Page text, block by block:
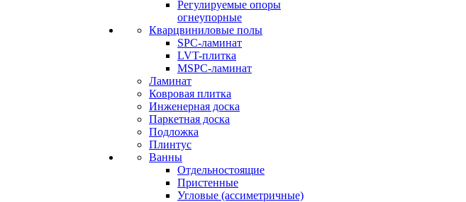
Регулируемые опоры
огнеупорные
Кварцвиниловые полы
SPC-ламинат
LVT-плитка
MSPC-ламинат
Ламинат
Ковровая плитка
Инженерная доска
Паркетная доска
Подложка
Плинтус
Ванны
Отдельностоящие
Пристенные
Угловые (ассиметричные)